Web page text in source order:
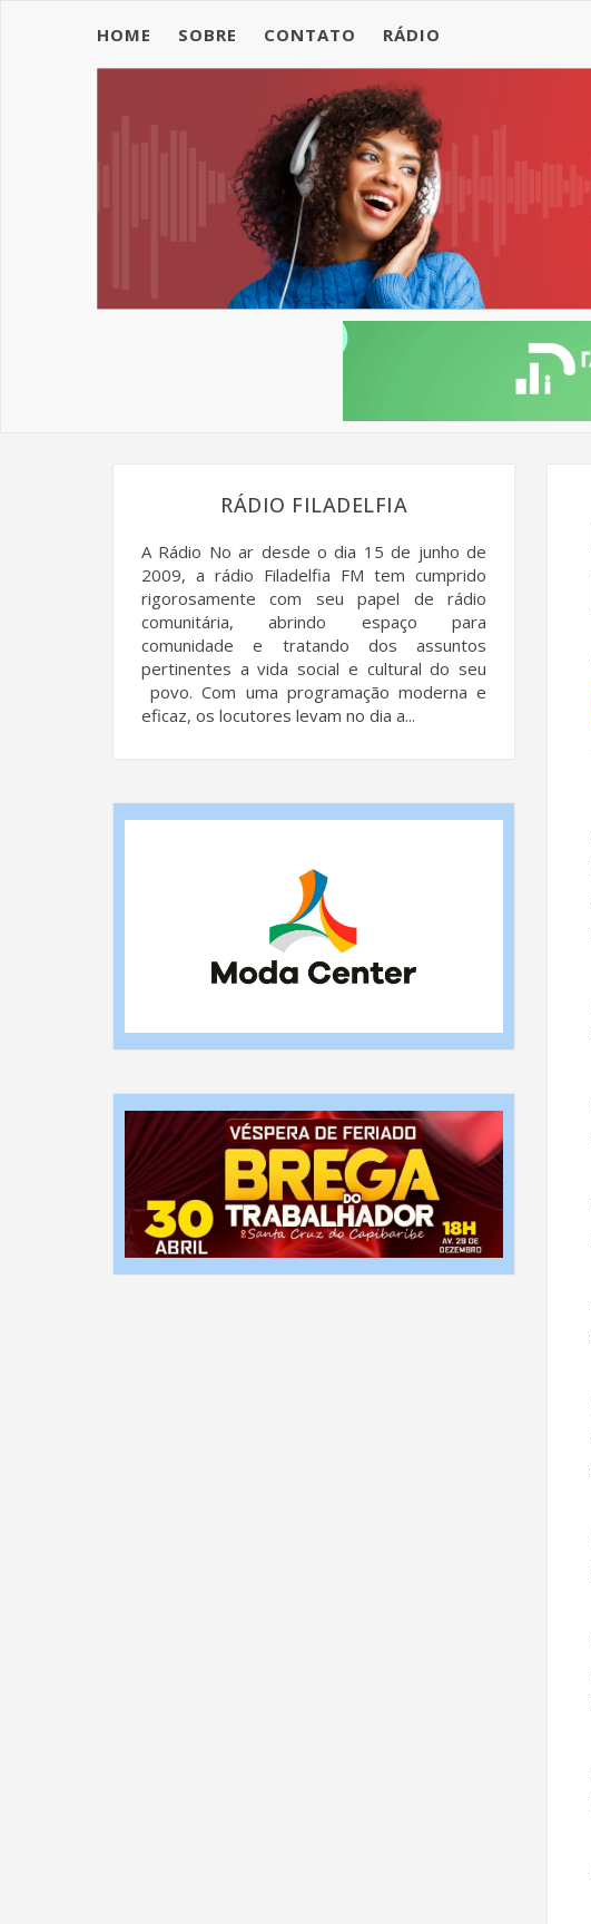
HOME SOBRE CONTATO RÁDIO
RÁDIO FILADELFIA
A Rádio No ar desde o dia 15 de junho de
2009, a rádio Filadelfia FM tem cumprido
rigorosamente com seu papel de rádio
comunitária, abrindo espaço para
comunidade e tratando dos assuntos
pertinentes a vida social e cultural do seu
povo. Com uma programação moderna e
eficaz, os locutores levam no dia a...